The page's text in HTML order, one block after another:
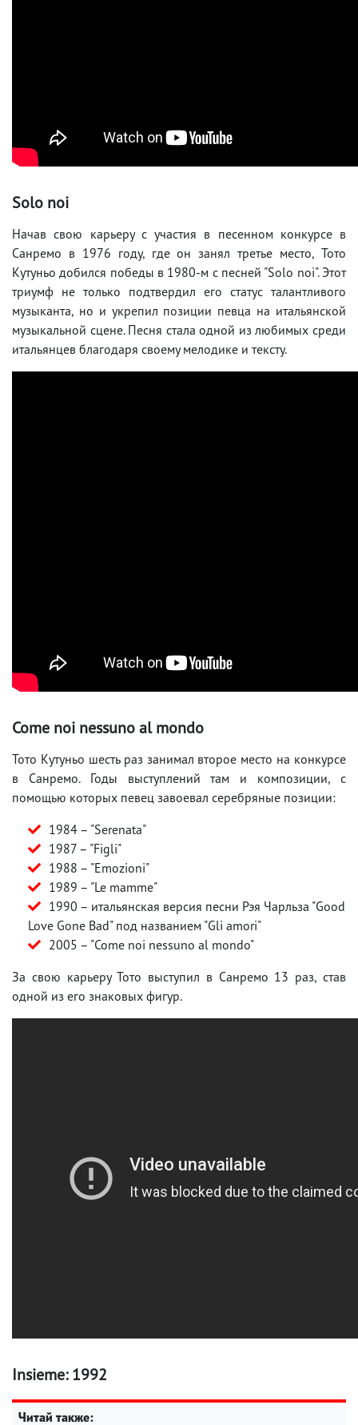
Solo noi
Начав свою карьеру с участия в песенном конкурсе в
Санремо в 1976 году, где он занял третье место, Тото
Кутуньо добился победы в 1980-м с песней "Solo noi". Этот
триумф не только подтвердил его статус талантливого
музыканта, но и укрепил позиции певца на итальянской
музыкальной сцене. Песня стала одной из любимых среди
итальянцев благодаря своему мелодике и тексту.
Come noi nessuno al mondo
Тото Кутуньо шесть раз занимал второе место на конкурсе
в Санремо. Годы выступлений там и композиции, с
помощью которых певец завоевал серебряные позиции:
1984 – "Serenata"
1987 – "Figli"
1988 – "Emozioni"
1989 – "Le mamme"
1990 – итальянская версия песни Рэя Чарльза "Good
Love Gone Bad" под названием "Gli amori"
2005 – "Come noi nessuno al mondo"
За свою карьеру Тото выступил в Санремо 13 раз, став
одной из его знаковых фигур.
Insieme: 1992
Читай также: